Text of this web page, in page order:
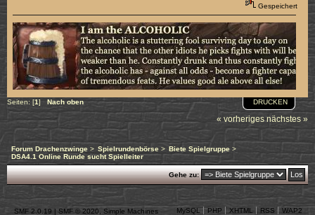
Gespeichert
DRUCKEN
Seiten: [1] Nach oben
« vorheriges nächstes »
Forum Drachenzwinge > Spielrundenbörse> Biete Spielgruppe>
DSA4.1 Online Runde sucht Spielleiter
Gehe zu:
SMF 2.0.19 | SMF © 2020 Simple Machines MySQL PHP XHTML RSS WAP2